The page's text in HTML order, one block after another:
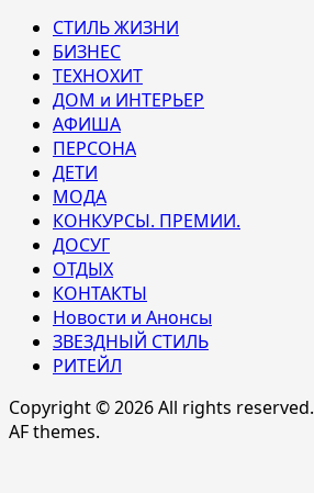
СТИЛЬ ЖИЗНИ
БИЗНЕС
ТЕХНОХИТ
ДОМ и ИНТЕРЬЕР
АФИША
ПЕРСОНА
ДЕТИ
МОДА
КОНКУРСЫ. ПРЕМИИ.
ДОСУГ
ОТДЫХ
КОНТАКТЫ
Новости и Анонсы
ЗВЕЗДНЫЙ СТИЛЬ
РИТЕЙЛ
Copyright © 2026 All rights reserved.
AF themes.